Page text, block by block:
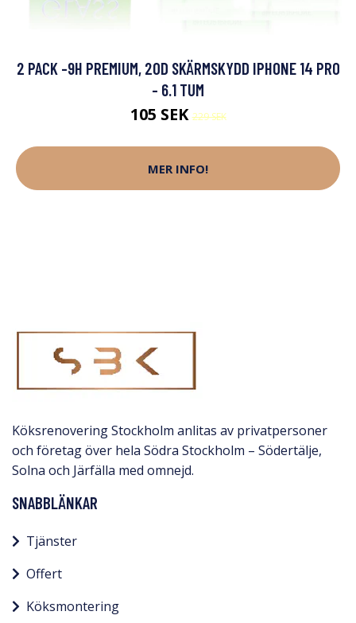
2 PACK -9H PREMIUM, 20D SKÄRMSKYDD IPHONE 14 PRO
- 6.1 TUM
105 SEK229 SEK
MER INFO!
Köksrenovering Stockholm anlitas av privatpersoner
och företag över hela Södra Stockholm – Södertälje,
Solna och Järfälla med omnejd.​
SNABBLÄNKAR
Tjänster
Offert
Köksmontering